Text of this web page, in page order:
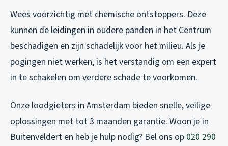
Wees voorzichtig met chemische ontstoppers. Deze
kunnen de leidingen in oudere panden in het Centrum
beschadigen en zijn schadelijk voor het milieu. Als je
pogingen niet werken, is het verstandig om een expert
in te schakelen om verdere schade te voorkomen.
Onze loodgieters in Amsterdam bieden snelle, veilige
oplossingen met tot 3 maanden garantie. Woon je in
Buitenveldert en heb je hulp nodig? Bel ons op 020 290